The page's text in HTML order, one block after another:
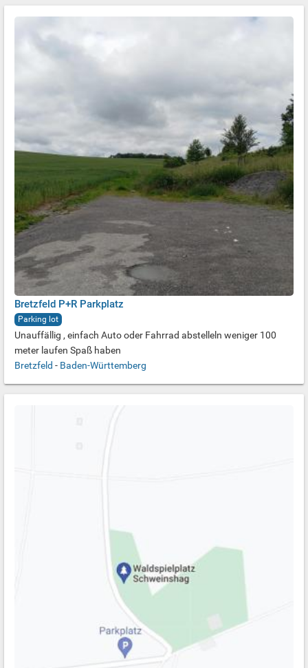
Bretzfeld P+R Parkplatz
Parking lot
Unauffällig , einfach Auto oder Fahrrad abstelleln weniger 100
meter laufen Spaß haben
Bretzfeld - Baden-Württemberg